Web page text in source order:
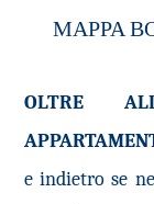
MAPPA
OLTRE
e indietro se